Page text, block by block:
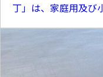
丁」は、家庭用及